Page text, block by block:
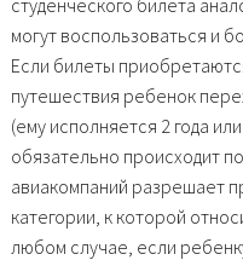
могут воспользоваться и
Если билеты
путешествия ребенок
(ему исполняется 2 года
обязательно происходит
авиакомпаний разрешает
категории, к которой
любом случае, если